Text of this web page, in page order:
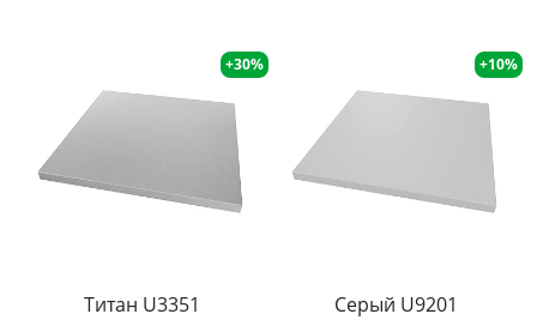
+30%
Титан U3351
+10%
Серый U9201